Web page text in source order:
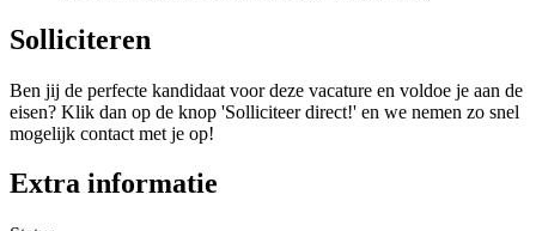
Solliciteren
Ben jij de perfecte kandidaat voor deze vacature en voldoe je aan de
eisen? Klik dan op de knop 'Solliciteer direct!' en we nemen zo snel
mogelijk contact met je op!
Extra informatie